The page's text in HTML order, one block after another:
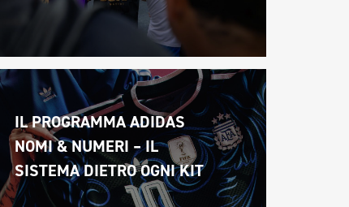
IL PROGRAMMA ADIDAS
NOMI & NUMERI – IL
SISTEMA DIETRO OGNI KIT